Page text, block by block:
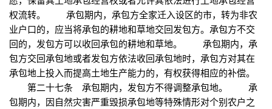
权流转。 承包期内，承包方全家迁入设区的市，转为非农
业户口的，应当将承包的耕地和草地交回发包方。承包方不交
回的，发包方可以收回承包的耕地和草地。 承包期内，承
包方交回承包地或者发包方依法收回承包地时，承包方对其在
承包地上投入而提高土地生产能力的，有权获得相应的补偿。
第二十七条 承包期内，发包方不得调整承包地。 承
包期内，因自然灾害严重毁损承包地等特殊情形对个别农户之